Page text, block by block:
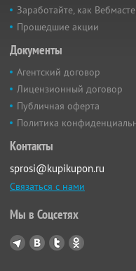
Заработайте, как
Прошедшие акции
Документы
Агентский договор
Лицензионный договор
Публичная оферта
Политика
Контакты
sprosi@kupikupon.ru
Связаться с нами
Мы в Соцсетях